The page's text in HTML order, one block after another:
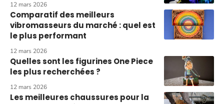
12 mars 2026
Comparatif des meilleurs
vibromasseurs du marché : quel est
le plus performant
12 mars 2026
Quelles sont les figurines One Piece
les plus recherchées ?
12 mars 2026
Les meilleures chaussures pour la